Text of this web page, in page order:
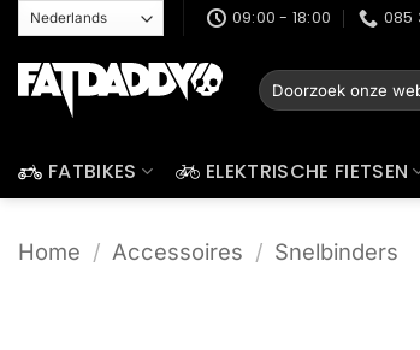
naar
inhoud
09:00 - 18:00 085
Zoeken
naar:
FATBIKES ELEKTRISCHE FIETSEN
Home / Accessoires / Snelbinders